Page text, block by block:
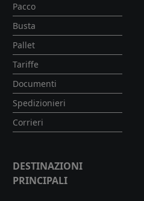
Pacco
Busta
Pallet
Tariffe
Documenti
Spedizionieri
Corrieri
DESTINAZIONI
PRINCIPALI